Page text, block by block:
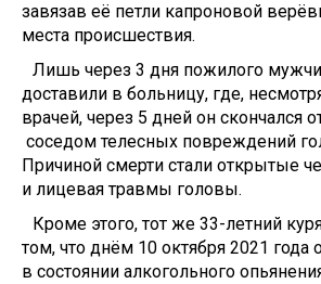
завязав её петли капроновой
места происшествия.
Лишь через 3 дня пожилого
доставили в больницу, где,
врачей, через 5 дней он скончался
соседом телесных повреждений
Причиной смерти стали открытые
и лицевая травмы головы.
Кроме этого, тот же 33-летний
том, что днём 10 октября 2021 года
в состоянии алкогольного